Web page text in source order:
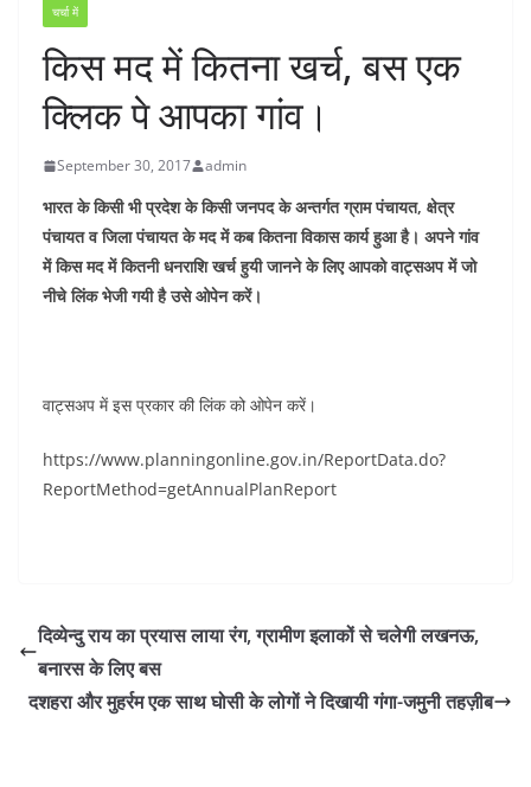
चर्चा में
किस मद में कितना खर्च, बस एक
क्लिक पे आपका गांव।
September 30, 2017 admin
भारत के किसी भी प्रदेश के किसी जनपद के अन्तर्गत ग्राम पंचायत, क्षेत्र
पंचायत व जिला पंचायत के मद में कब कितना विकास कार्य हुआ है। अपने गांव
में किस मद में कितनी धनराशि खर्च हुयी जानने के लिए आपको वाट्सअप में जो
नीचे लिंक भेजी गयी है उसे ओपेन करें।
वाट्सअप में इस प्रकार की लिंक को ओपेन करें।
https://www.planningonline.gov.in/ReportData.do?
ReportMethod=getAnnualPlanReport
दिव्येन्दु राय का प्रयास लाया रंग, ग्रामीण इलाकों से चलेगी लखनऊ,
बनारस के लिए बस
दशहरा और मुहर्रम एक साथ घोसी के लोगों ने दिखायी गंगा-जमुनी तहज़ीब